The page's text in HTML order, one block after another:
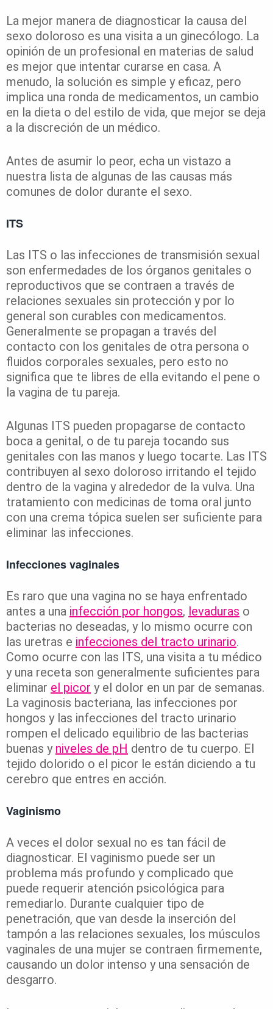
La mejor manera de diagnosticar la causa del
sexo doloroso es una visita a un ginecólogo. La
opinión de un profesional en materias de salud
es mejor que intentar curarse en casa. A
menudo, la solución es simple y eficaz, pero
implica una ronda de medicamentos, un cambio
en la dieta o del estilo de vida, que mejor se deja
a la discreción de un médico.
Antes de asumir lo peor, echa un vistazo a
nuestra lista de algunas de las causas más
comunes de dolor durante el sexo.
ITS
Las ITS o las infecciones de transmisión sexual
son enfermedades de los órganos genitales o
reproductivos que se contraen a través de
relaciones sexuales sin protección y por lo
general son curables con medicamentos.
Generalmente se propagan a través del
contacto con los genitales de otra persona o
fluidos corporales sexuales, pero esto no
significa que te libres de ella evitando el pene o
la vagina de tu pareja.
Algunas ITS pueden propagarse de contacto
boca a genital, o de tu pareja tocando sus
genitales con las manos y luego tocarte. Las ITS
contribuyen al sexo doloroso irritando el tejido
dentro de la vagina y alrededor de la vulva. Una
tratamiento con medicinas de toma oral junto
con una crema tópica suelen ser suficiente para
eliminar las infecciones.
Infecciones vaginales
Es raro que una vagina no se haya enfrentado
antes a una infección por hongos, levaduras o
bacterias no deseadas, y lo mismo ocurre con
las uretras e infecciones del tracto urinario.
Como ocurre con las ITS, una visita a tu médico
y una receta son generalmente suficientes para
eliminar el picor y el dolor en un par de semanas.
La vaginosis bacteriana, las infecciones por
hongos y las infecciones del tracto urinario
rompen el delicado equilibrio de las bacterias
buenas y niveles de pH dentro de tu cuerpo. El
tejido dolorido o el picor le están diciendo a tu
cerebro que entres en acción.
Vaginismo
A veces el dolor sexual no es tan fácil de
diagnosticar. El vaginismo puede ser un
problema más profundo y complicado que
puede requerir atención psicológica para
remediarlo. Durante cualquier tipo de
penetración, que van desde la inserción del
tampón a las relaciones sexuales, los músculos
vaginales de una mujer se contraen firmemente,
causando un dolor intenso y una sensación de
desgarro.